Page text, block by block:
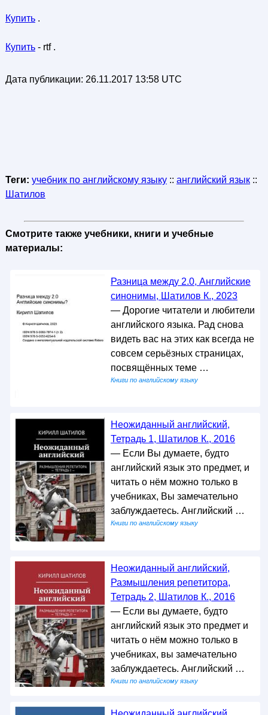
Купить.
Купить- rtf .
Дата публикации: 26.11.2017 13:58 UTC
Теги: учебник по английскому языку:: английский язык::
Шатилов
Смотрите также учебники, книги и учебные
материалы:
Разница между 2.0, Английские
синонимы, Шатилов К., 2023
— Дорогие читатели и любители
английского языка. Рад снова
видеть вас на этих как всегда не
совсем серьёзных страницах,
посвящённых теме …
Книги по английскому языку
Неожиданный английский,
Тетрадь 1, Шатилов К., 2016
— Если Вы думаете, будто
английский язык это предмет, и
читать о нём можно только в
учебниках, Вы замечательно
заблуждаетесь. Английский …
Книги по английскому языку
Неожиданный английский,
Размышления репетитора,
Тетрадь 2, Шатилов К., 2016
— Если вы думаете, будто
английский язык это предмет и
читать о нём можно только в
учебниках, вы замечательно
заблуждаетесь. Английский …
Книги по английскому языку